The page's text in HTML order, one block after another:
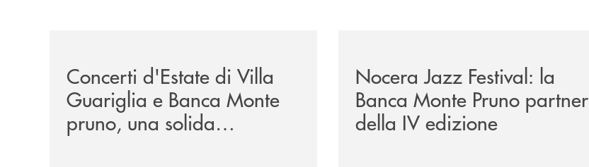
Concerti d'Estate di Villa
Guariglia e Banca Monte
pruno, una solida
collaborazione anche per
Nocera Jazz Festival: la
Banca Monte Pruno partner
della IV edizione